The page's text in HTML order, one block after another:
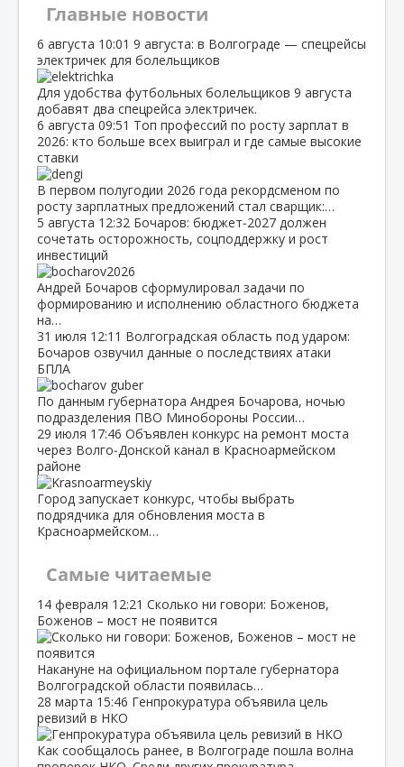
Главные новости
6 августа 10:01 9 августа: в Волгограде — спецрейсы
электричек для болельщиков
Для удобства футбольных болельщиков 9 августа
добавят два спецрейса электричек.
6 августа 09:51 Топ профессий по росту зарплат в
2026: кто больше всех выиграл и где самые высокие
ставки
В первом полугодии 2026 года рекордсменом по
росту зарплатных предложений стал сварщик:…
5 августа 12:32 Бочаров: бюджет‑2027 должен
сочетать осторожность, соцподдержку и рост
инвестиций
Андрей Бочаров сформулировал задачи по
формированию и исполнению областного бюджета
на…
31 июля 12:11 Волгоградская область под ударом:
Бочаров озвучил данные о последствиях атаки
БПЛА
По данным губернатора Андрея Бочарова, ночью
подразделения ПВО Минобороны России…
29 июля 17:46 Объявлен конкурс на ремонт моста
через Волго‑Донской канал в Красноармейском
районе
Город запускает конкурс, чтобы выбрать
подрядчика для обновления моста в
Красноармейском…
Самые читаемые
14 февраля 12:21 Сколько ни говори: Боженов,
Боженов – мост не появится
Накануне на официальном портале губернатора
Волгоградской области появилась…
28 марта 15:46 Генпрокуратура объявила цель
ревизий в НКО
Как сообщалось ранее, в Волгограде пошла волна